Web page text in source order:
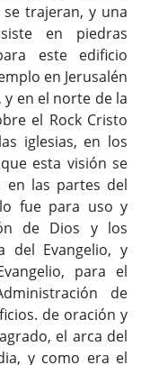
trajeran, y una
en piedras
este edificio
en Jerusalén
en el norte de la
el Rock Cristo
iglesias, en los
esta visión se
las partes del
fue para uso y
de Dios y los
del Evangelio, y
para el
de
de oración y
el arca del
y como era el